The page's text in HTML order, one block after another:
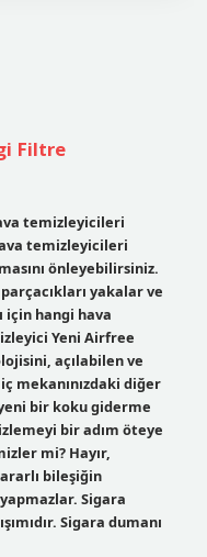
Filtre
temizleyicileri
temizleyicileri
önleyebilirsiniz.
yakalar ve
için hangi hava
Yeni Airfree
açılabilen ve
mekanınızdaki diğer
bir koku giderme
bir adım öteye
mi? Hayır,
bileşiğin
yapmazlar. Sigara
Sigara dumanı